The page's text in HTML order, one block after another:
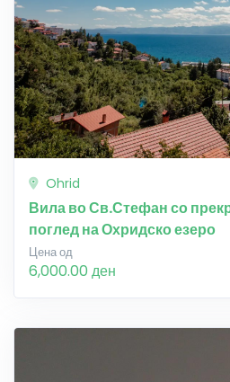
Ohrid
Вила во Св.Стефан со
поглед на Охридско езеро
Цена од
6,000.00 ден